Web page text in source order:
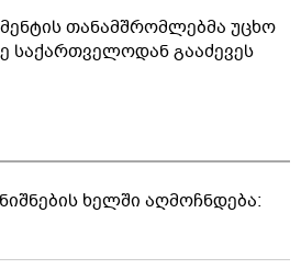
თანამშრომლებმა უცხო
საქართველოდან გააძევეს
ხელში აღმოჩნდება: